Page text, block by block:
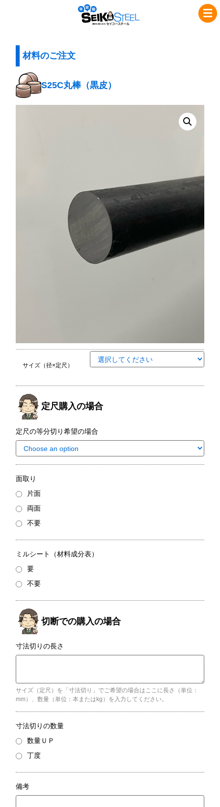
セ
イ
チ
ー
材料のご注文
S25C丸棒（黒皮）
サイズ（径×定尺）
定尺購入の場合
定尺の等分切り希望の場合
面取り
片面
両面
不要
ミルシート（材料成分表）
要
不要
寸法切りの長さ
サイズ（定尺）を「寸法切り」でご希望の場合はここに長さ（単位：
mm）、数量（単位：本またはkg）を入力してください。
寸法切りの数量
数量ＵＰ
丁度
備考